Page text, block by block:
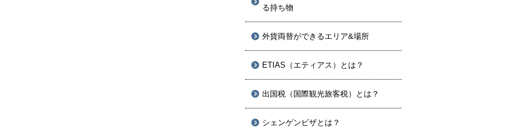
る持ち物
外貨両替ができるエリア&場所
ETIAS（エティアス）とは？
出国税（国際観光旅客税）とは？
シェンゲンビザとは？